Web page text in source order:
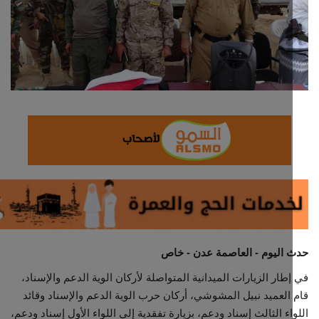
ثقافة وفن
اقتصاد
مؤسسة حدث اليوم
صحة
منصة حرة
تكنولوجيا وسيارات
اليوم - العاصمة عدن - خاص
الزيارات الميدانية المتواصلة لأركان الوية الدعم والإسناد،
نبيل المشوشي، أركان حرب الوية الدعم والإسناد وقائد
الثالث إسناد ودعم، بزيارة تفقدية إلى اللواء الأول إسناد ودعم،